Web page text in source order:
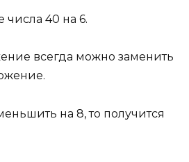
числа 40 на 6.
всегда можно заменить
на 8, то получится